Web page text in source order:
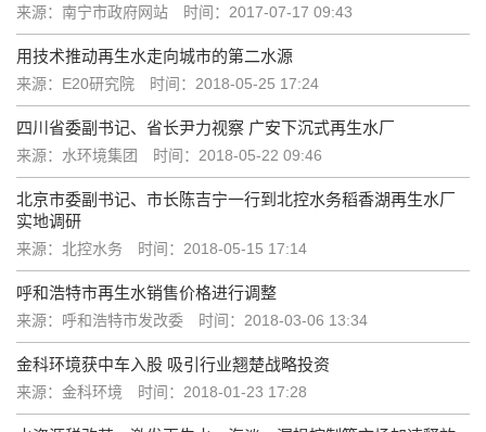
来源：南宁市政府网站 时间：2017-07-17 09:43
用技术推动再生水走向城市的第二水源
来源：E20研究院 时间：2018-05-25 17:24
四川省委副书记、省长尹力视察 广安下沉式再生水厂
来源：水环境集团 时间：2018-05-22 09:46
北京市委副书记、市长陈吉宁一行到北控水务稻香湖再生水厂
实地调研
来源：北控水务 时间：2018-05-15 17:14
呼和浩特市再生水销售价格进行调整
来源：呼和浩特市发改委 时间：2018-03-06 13:34
金科环境获中车入股 吸引行业翘楚战略投资
来源：金科环境 时间：2018-01-23 17:28